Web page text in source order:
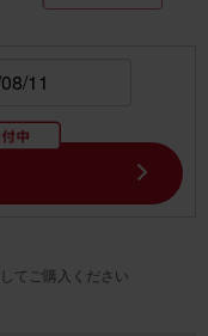
してご購入ください